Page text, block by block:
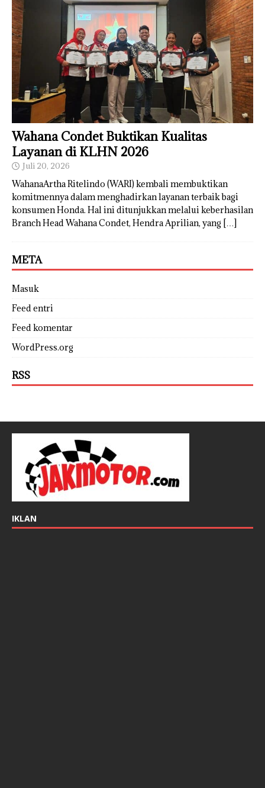
Wahana Condet Buktikan Kualitas
Layanan di KLHN 2026
Juli 20, 2026
WahanaArtha Ritelindo (WARI) kembali membuktikan
komitmennya dalam menghadirkan layanan terbaik bagi
konsumen Honda. Hal ini ditunjukkan melalui keberhasilan
Branch Head Wahana Condet, Hendra Aprilian, yang […]
META
Masuk
Feed entri
Feed komentar
WordPress.org
RSS
IKLAN